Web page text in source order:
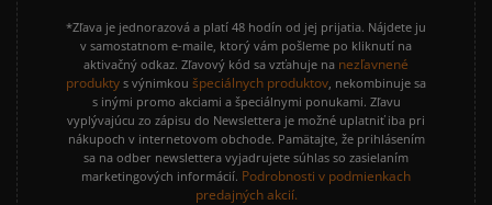
*Zľava je jednorazová a platí 48 hodín od jej prijatia. Nájdete ju
v samostatnom e-maile, ktorý vám pošleme po kliknutí na
aktivačný odkaz. Zľavový kód sa vzťahuje na nezľavnené
produkty s výnimkou špeciálnych produktov , nekombinuje sa
s inými promo akciami a špeciálnymi ponukami. Zľavu
vyplývajúcu zo zápisu do Newslettera je možné uplatniť iba pri
nákupoch v internetovom obchode. Pamätajte, že prihlásením
sa na odber newslettera vyjadrujete súhlas so zasielaním
marketingových informácií. Podrobnosti v podmienkach
predajných akcií.